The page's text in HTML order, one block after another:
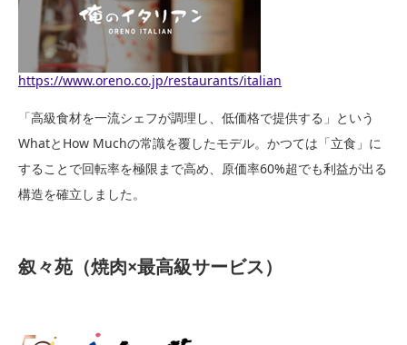
https://www.oreno.co.jp/restaurants/italian
「高級食材を一流シェフが調理し、低価格で提供する」という
WhatとHow Muchの常識を覆したモデル。かつては「立食」に
することで回転率を極限まで高め、原価率60%超でも利益が出る
構造を確立しました。
叙々苑（焼肉×最高級サービス）